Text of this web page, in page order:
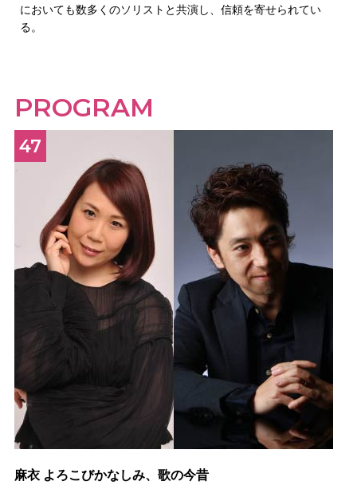
においても数多くのソリストと共演し、信頼を寄せられてい
る。
PROGRAM
47
麻衣 よろこびかなしみ、歌の今昔